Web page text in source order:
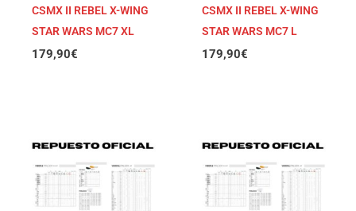
CSMX II REBEL X-WING
STAR WARS MC7 XL
179,90€
CSMX II REBEL X-WING
STAR WARS MC7 L
179,90€